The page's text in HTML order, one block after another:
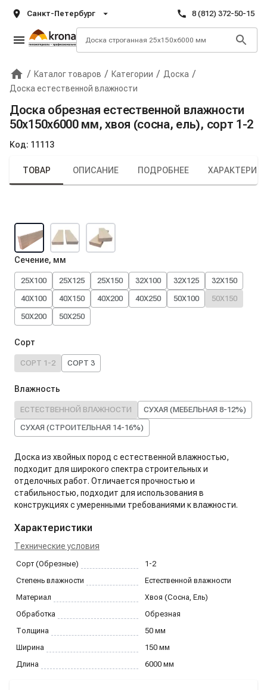
Санкт-Петербург 8 (812) 372-50-15
Главная
/ Каталог товаров / Категории / Доска /
Доска естественной влажности
Доска обрезная естественной влажности
50х150х6000 мм, хвоя (сосна, ель), сорт 1-2
Код: 11113
Крона
ТОВАР ОПИСАНИЕ ПОДРОБНЕЕ
Сечение, мм
25X100 25X125 25X150 32X100 32X125
32X150
40X100
40X150 40X200 40X250 50X100
50X150
50X200
50X250
Сорт
СОРТ 1-2 СОРТ 3
Влажность
ЕСТЕСТВЕННОЙ ВЛАЖНОСТИ
СУХАЯ (МЕБЕЛЬНАЯ 8-12%)
СУХАЯ (СТРОИТЕЛЬНАЯ 14-16%)
Доска из хвойных пород с естественной влажностью,
подходит для широкого спектра строительных и
отделочных работ. Отличается прочностью и
стабильностью, подходит для использования в
конструкциях с умеренными требованиями к влажности.
Характеристики
Технические условия
Сорт (Обрезные)
1-2
Степень влажности
Естественной влажности
Материал
Хвоя (Сосна, Ель)
Обработка
Обрезная
Толщина
50 мм
Ширина
150 мм
Длина
6000 мм